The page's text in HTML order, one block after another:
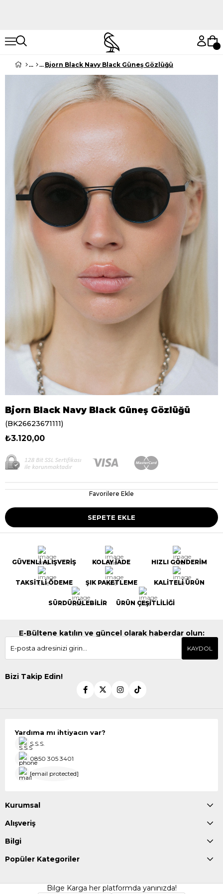
Bjorn Black Navy Black Güneş Gözlüğü
Bjorn Black Navy Black Güneş Gözlüğü
(BK26623671111)
₺3.120,00
Favorilere Ekle
GÜVENLİ ALIŞVERİŞ KOLAY İADE HIZLI GÖNDERİM
TAKSİTLİ ÖDEME ŞIK PAKETLEME KALİTELİ ÜRÜN
SÜRDÜRÜLEBİLİR ÜRÜN ÇEŞİTLİLİĞİ
E-Bültene katılın ve güncel olarak haberdar olun:
KAYDOL
Bizi Takip Edin!
Yardıma mı ihtiyacın var?
S.S.S.
0850 305 3401
[email protected]
Kurumsal
Alışveriş
Bilgi
Popüler Kategoriler
Bilge Karga her platformda yanınızda!